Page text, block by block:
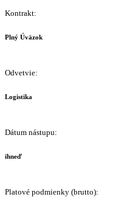
Kontrakt:
Plný Úväzok
Odvetvie:
Logistika
Dátum nástupu:
ihneď
Platové podmienky (brutto):